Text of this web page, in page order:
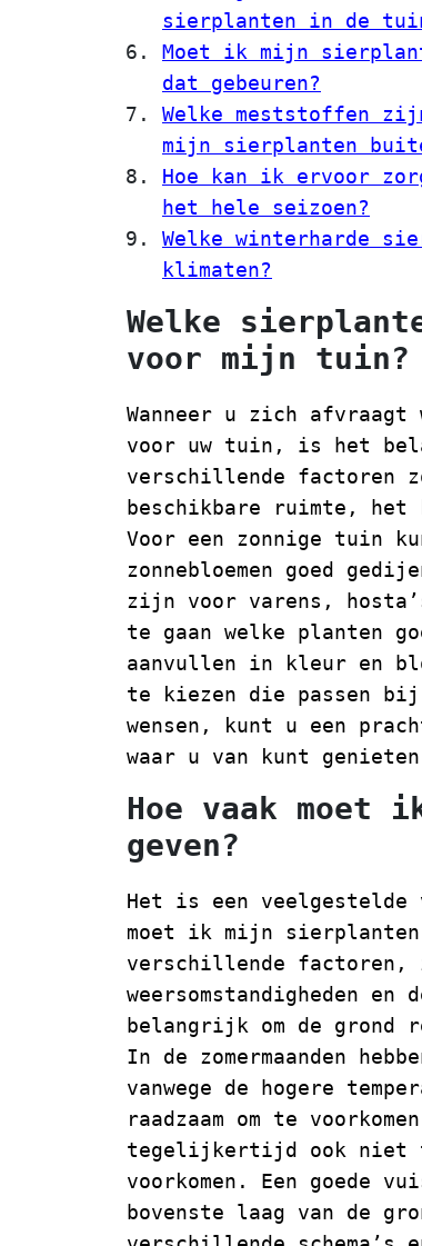
sierplanten in de
Moet ik mijn
dat gebeuren?
Welke meststoffen
mijn sierplanten
Hoe kan ik ervoor
het hele seizoen?
Welke winterharde
klimaten?
Welke
voor mijn tuin?
Wanneer u zich
voor uw tuin, is het
verschillende factoren
beschikbare ruimte, het
Voor een zonnige tuin
zonnebloemen goed
zijn voor varens,
te gaan welke planten
aanvullen in kleur en
te kiezen die passen bij
wensen, kunt u een
waar u van kunt
Hoe vaak moet
geven?
Het is een veelgestelde
moet ik mijn sierplanten
verschillende factoren,
weersomstandigheden
belangrijk om de grond
In de zomermaanden
vanwege de hogere
raadzaam om te
tegelijkertijd ook niet
voorkomen. Een goede
bovenste laag van de